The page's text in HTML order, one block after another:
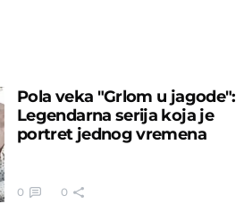
Pola veka "Grlom u jagode":
Legendarna serija koja je
portret jednog vremena
0 0